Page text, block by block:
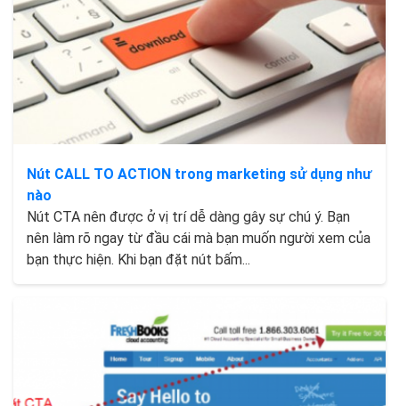
Nút CALL TO ACTION trong marketing sử dụng như
nào
Nút CTA nên được ở vị trí dễ dàng gây sự chú ý. Bạn
nên làm rõ ngay từ đầu cái mà bạn muốn người xem của
bạn thực hiện. Khi bạn đặt nút bấm...